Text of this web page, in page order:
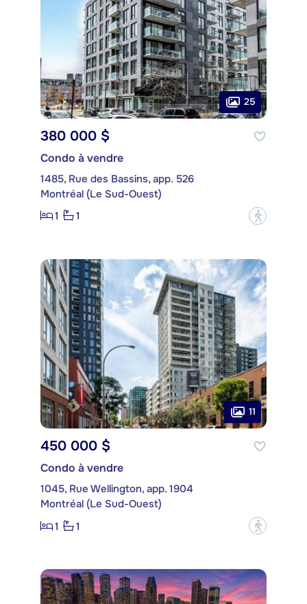
25
380 000 $
Condo à vendre
1485, Rue des Bassins, app. 526
Montréal (Le Sud-Ouest)
1
1 ?
11
450 000 $
Condo à vendre
1045, Rue Wellington, app. 1904
Montréal (Le Sud-Ouest)
1
1 ?